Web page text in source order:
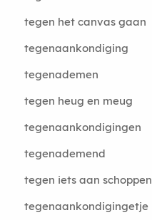
tegen het canvas gaan
tegenaankondiging
tegenademen
tegen heug en meug
tegenaankondigingen
tegenademend
tegen iets aan schoppen
tegenaankondigingetje